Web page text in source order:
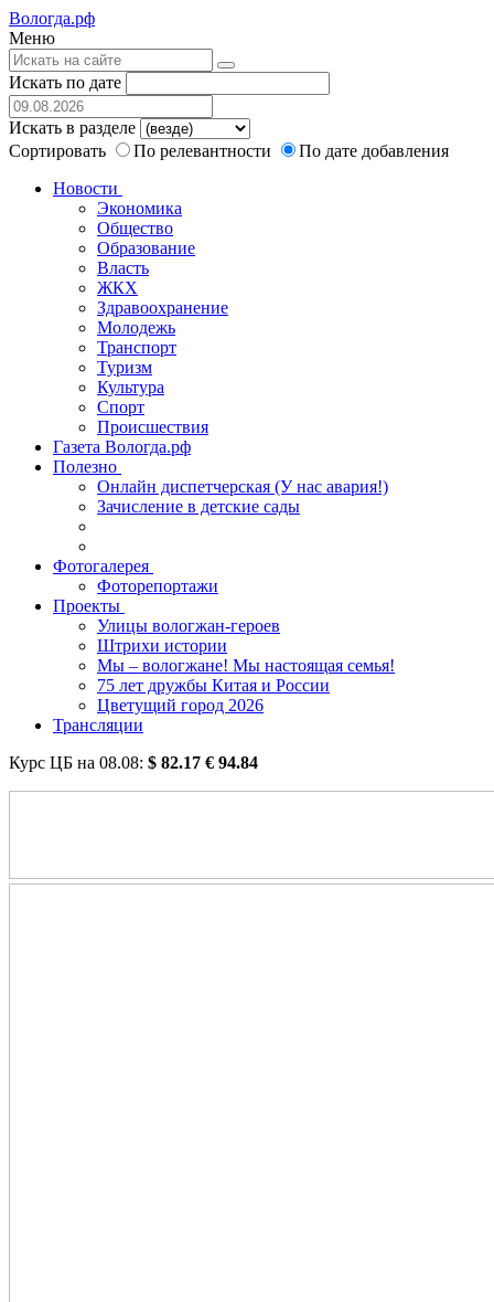
Вологда.рф
Меню
Искать по дате
Искать в разделе
Сортировать
По релевантности
По дате добавления
Новости
Экономика
Общество
Образование
Власть
ЖКХ
Здравоохранение
Молодежь
Транспорт
Туризм
Культура
Спорт
Происшествия
Газета Вологда.рф
Полезно
Онлайн диспетчерская (У нас авария!)
Зачисление в детские сады
Фотогалерея
Фоторепортажи
Проекты
Улицы вологжан-героев
Штрихи истории
Мы – вологжане! Мы настоящая семья!
75 лет дружбы Китая и России
Цветущий город 2026
Трансляции
Курс ЦБ на 08.08: $ 82.17 € 94.84